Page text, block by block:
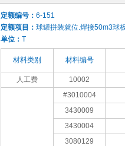
定额编号： 6-151
定额项目： 球罐拼装就位.焊接50m3球
单位： T
材料类别 材料编号
人工费 10002
#3010004
3430009
3430004
3080129